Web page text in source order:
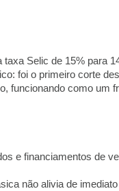
Selic de 15% para
foi o primeiro corte
funcionando como um
e financiamentos de
não alivia de